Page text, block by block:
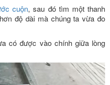
cuộn, sau đó tìm một thanh
độ dài mà chúng ta vừa đo
có được vào chính giữa lòng